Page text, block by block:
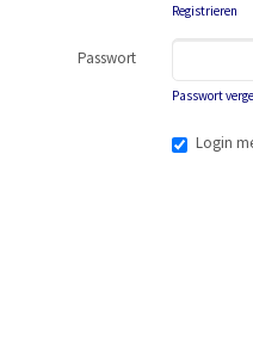
Registrieren
Passwort
Passwort
Login